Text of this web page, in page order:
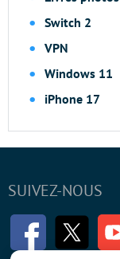
Switch 2
VPN
Windows 11
iPhone 17
SUIVEZ-NOUS
Facebook